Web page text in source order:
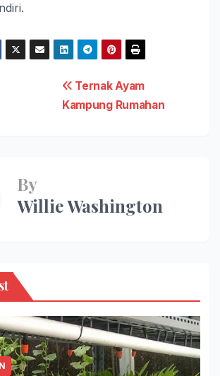
Ternak Ayam
Kampung Rumahan
By
Willie Washington